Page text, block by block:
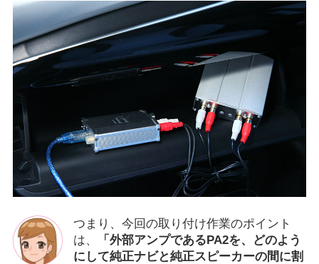
つまり、今回の取り付け作業のポイント
は、
「外部アンプであるPA2を、どのよう
にして純正ナビと純正スピーカーの間に割